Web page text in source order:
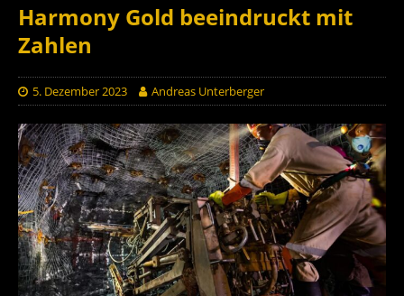
Harmony Gold beeindruckt mit
Zahlen
5. Dezember 2023 Andreas Unterberger